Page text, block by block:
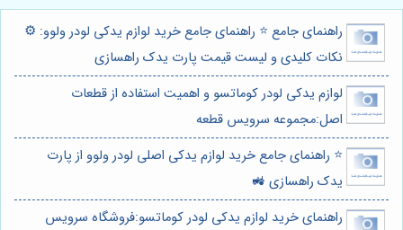
راهنمای جامع ⭐️ راهنمای جامع خرید لوازم یدکی لودر ولوو: ⚙️
نکات کلیدی و لیست قیمت پارت یدک راهسازی
لوازم یدکی لودر کوماتسو و اهمیت استفاده از قطعات
اصل:مجموعه سرویس قطعه
⭐️ راهنمای جامع خرید لوازم یدکی اصلی لودر ولوو از پارت
یدک راهسازی 🚜
راهنمای خرید لوازم یدکی لودر کوماتسو:فروشگاه سرویس